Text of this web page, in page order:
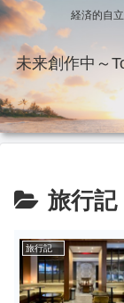
経済的自
未来創作中～
旅行
旅行記